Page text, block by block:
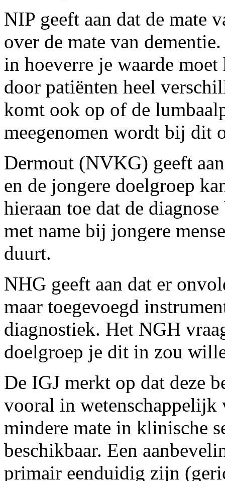
NIP geeft aan dat de mate
over de mate van
in hoeverre je waarde
door patiënten heel
komt ook op of de
meegenomen wordt bij dit
Dermout (NVKG) geeft
en de jongere doelgroep
hieraan toe dat de
met name bij jongere
duurt.
NHG geeft aan dat er
maar toegevoegd
diagnostiek. Het NGH
doelgroep je dit in zou
De IGJ merkt op dat deze
vooral in wetenschappelijk
mindere mate in klinische
beschikbaar. Een
primair eenduidig zijn